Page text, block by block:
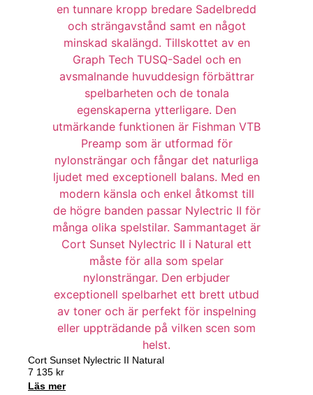
Cort Sunset Nylectric II Natural
7 135 kr
Läs mer